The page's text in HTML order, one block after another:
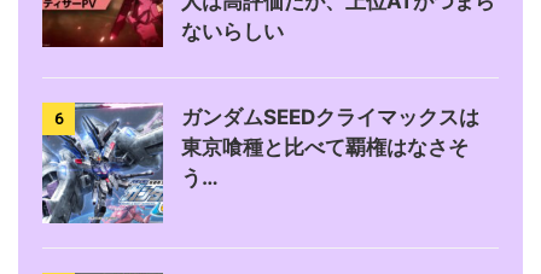
ないらしい
6
ガンダムSEEDクライマックスは
東京喰種と比べて覇権はなさそ
う…